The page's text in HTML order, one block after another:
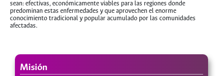
sean: efectivas, económicamente viables para las regiones donde
predominan estas enfermedades y que aprovechen el enorme
conocimiento tradicional y popular acumulado por las comunidades
afectadas.
Misión